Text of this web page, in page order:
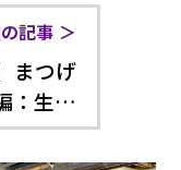
記事
まつげ
：生…